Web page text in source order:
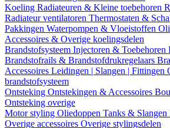
Koeling Radiateuren & Kleine toebehoren
Radiateur ventilatoren Thermostaten &
Pakkingen Waterpompen & Vloeistoffen
Accessoires & Overige koelingsdelen
Brandstofsysteem Injectoren & Toebehoren
Brandstofrails & Brandstofdrukregelaars
Accessoires Leidingen | Slangen | Fittingen
brandstofsysteem
Ontsteking Ontstekingen & Accessoires
Ontsteking overige
Motor styling Oliedoppen Tanks & Slangen
Overige accessoires Overige stylingsdelen